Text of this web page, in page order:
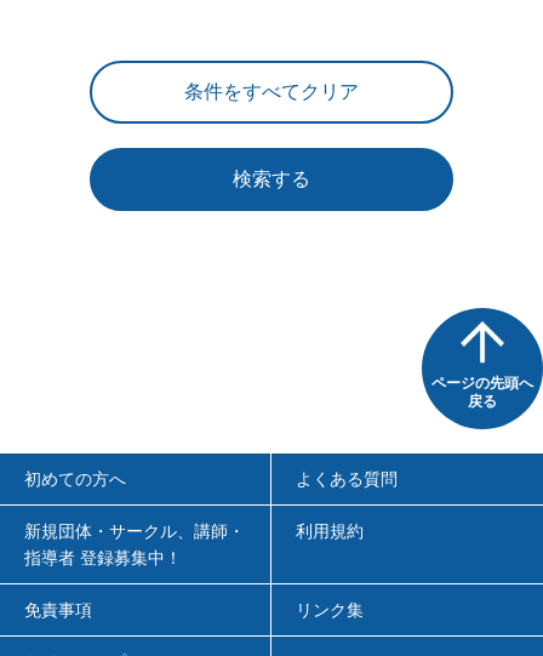
検索する
ページの先頭へ
戻る
初めての方へ よくある質問
新規団体・サークル、講師・
指導者 登録募集中！
利用規約
免責事項 リンク集